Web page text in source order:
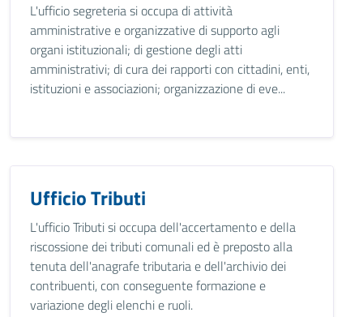
L'ufficio segreteria si occupa di attività
amministrative e organizzative di supporto agli
organi istituzionali; di gestione degli atti
amministrativi; di cura dei rapporti con cittadini, enti,
istituzioni e associazioni; organizzazione di eve...
Ufficio Tributi
L'ufficio Tributi si occupa dell'accertamento e della
riscossione dei tributi comunali ed è preposto alla
tenuta dell'anagrafe tributaria e dell'archivio dei
contribuenti, con conseguente formazione e
variazione degli elenchi e ruoli.